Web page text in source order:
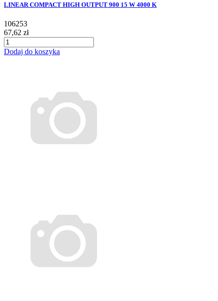
LINEAR COMPACT HIGH OUTPUT 900 15 W 4000 K
106253
67,62 zł
Dodaj do koszyka